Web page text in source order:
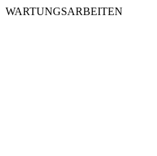
WARTUNGSARBEITEN